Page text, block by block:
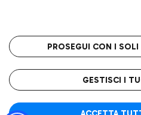
Wine Bar & Sparkling
Raggiungi l’aeroporto senza
Mappa Aeroporto Fiumicino
Roma
PROSEGUI CON I SOLI
GESTISCI I